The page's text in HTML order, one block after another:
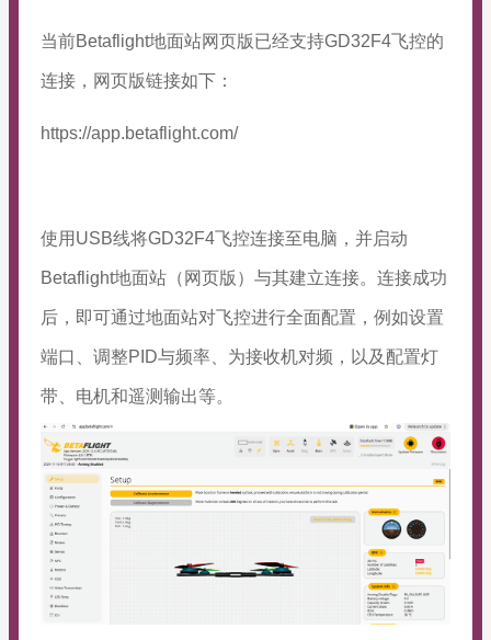
当前Betaflight地面站网页版已经支持GD32F4飞控的
连接，网页版链接如下：
https://app.betaflight.com/
使用USB线将GD32F4飞控连接至电脑，并启动
Betaflight地面站（网页版）与其建立连接。连接成功
后，即可通过地面站对飞控进行全面配置，例如设置
端口、调整PID与频率、为接收机对频，以及配置灯
带、电机和遥测输出等。